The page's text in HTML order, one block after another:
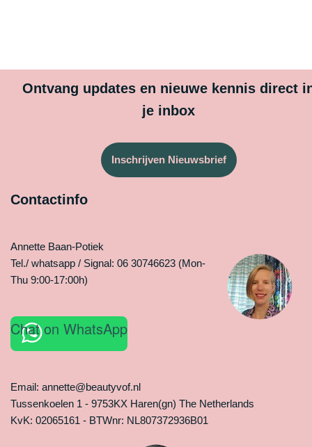
Ontvang updates en nieuwe kennis direct
je inbox
Inschrijven Nieuwsbrief
Contactinfo
Annette Baan-Potiek
Tel./ whatsapp / Signal: 06 30746623 (Mon-
Thu 9:00-17:00h)
Chat on WhatsApp
Email: annette@beautyvof.nl
Tussenkoelen 1 - 9753KX Haren(gn) The Netherlands
KvK: 02065161 - BTWnr: NL807372936B01